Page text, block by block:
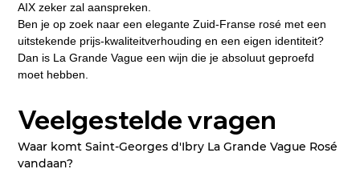
AIX zeker zal aanspreken.
Ben je op zoek naar een elegante Zuid-Franse rosé met een
uitstekende prijs-kwaliteitverhouding en een eigen identiteit?
Dan is La Grande Vague een wijn die je absoluut geproefd
moet hebben.
Veelgestelde vragen
Waar komt Saint-Georges d'Ibry La Grande Vague Rosé
vandaan?